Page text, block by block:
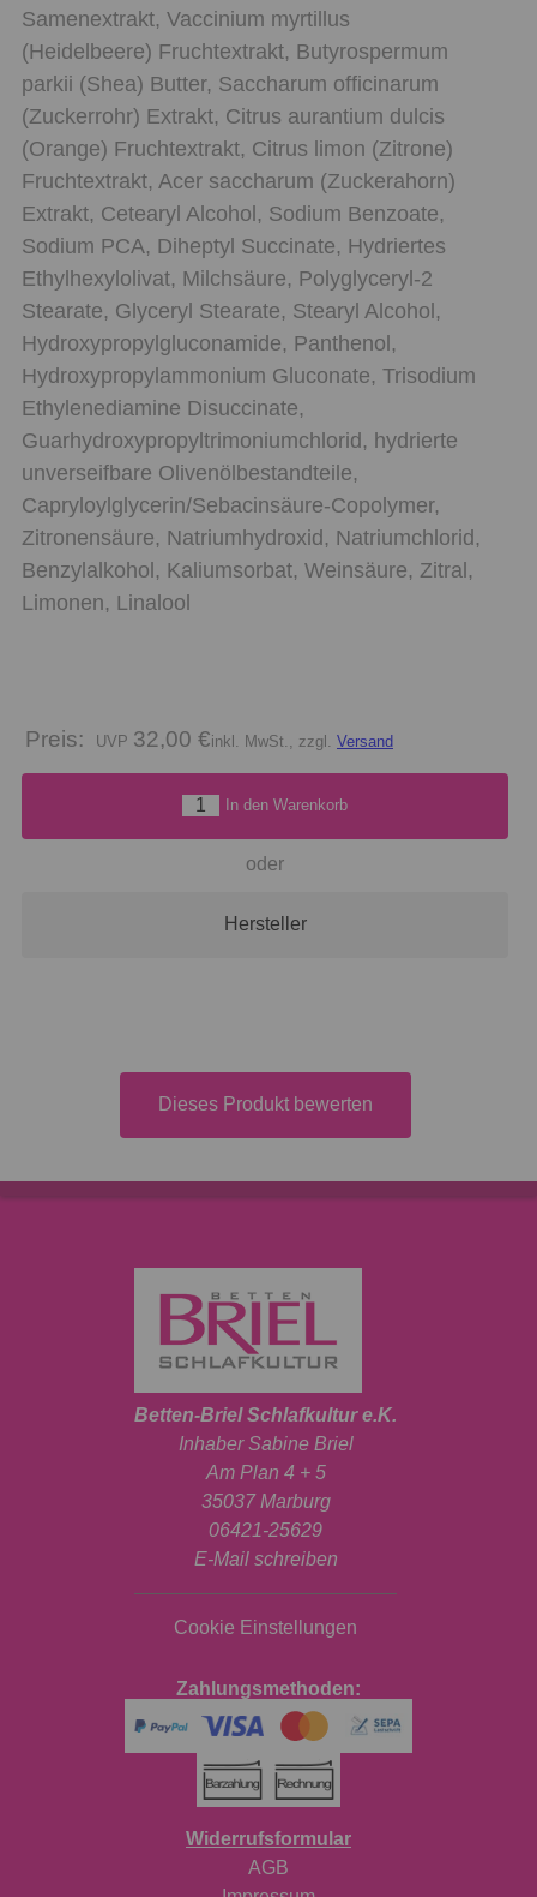
Samenextrakt, Vaccinium myrtillus
(Heidelbeere) Fruchtextrakt, Butyrospermum
parkii (Shea) Butter, Saccharum officinarum
(Zuckerrohr) Extrakt, Citrus aurantium dulcis
(Orange) Fruchtextrakt, Citrus limon (Zitrone)
Fruchtextrakt, Acer saccharum (Zuckerahorn)
Extrakt, Cetearyl Alcohol, Sodium Benzoate,
Sodium PCA, Diheptyl Succinate, Hydriertes
Ethylhexylolivat, Milchsäure, Polyglyceryl-2
Stearate, Glyceryl Stearate, Stearyl Alcohol,
Hydroxypropylgluconamide, Panthenol,
Hydroxypropylammonium Gluconate, Trisodium
Ethylenediamine Disuccinate,
Guarhydroxypropyltrimoniumchlorid, hydrierte
unverseifbare Olivenölbestandteile,
Capryloylglycerin/Sebacinsäure-Copolymer,
Zitronensäure, Natriumhydroxid, Natriumchlorid,
Benzylalkohol, Kaliumsorbat, Weinsäure, Zitral,
Limonen, Linalool
Preis: 32,00 €inkl. MwSt., zzgl. Versand
In den Warenkorb
oder
Hersteller
Dieses Produkt bewerten
Betten-Briel Schlafkultur e.K.
Inhaber Sabine Briel
Am Plan 4 + 5
35037 Marburg
06421-25629
E-Mail schreiben
Cookie Einstellungen
Zahlungsmethoden:
Widerrufsformular
AGB